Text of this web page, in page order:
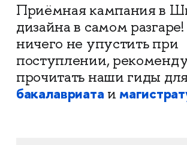
Приёмная кампания в
дизайна в самом
ничего не упустить при
поступлении,
прочитать наши гиды для
бакалавриата и